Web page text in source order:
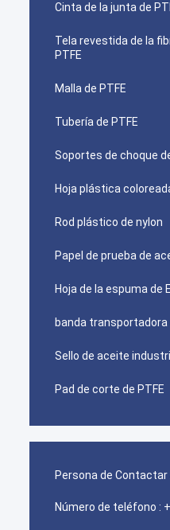
Cinta de la junta de
Tela revestida de la
PTFE
Malla de PTFE
Tubería de PTFE
Soportes de choque
Hoja plástica
Rod plástico de nylon
Papel de prueba de
Hoja de la espuma de
banda transportadora
Sello de aceite
Pad de corte de PTFE
Persona de Contactar
Número de teléfono :